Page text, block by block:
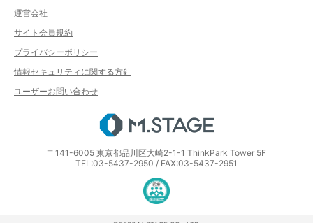
運営会社
サイト会員規約
プライバシーポリシー
情報セキュリティに関する方針
ユーザーお問い合わせ
〒141-6005 東京都品川区大崎2-1-1 ThinkPark Tower 5F
TEL:03-5437-2950 / FAX:03-5437-2951